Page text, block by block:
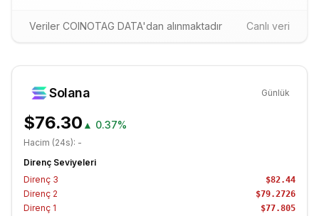
Veriler COINOTAG DATA'dan alınmaktadır Canlı veri
Solana Günlük
$76.30 ▲ 0.37%
Hacim (24s): -
Direnç Seviyeleri
Direnç 3 $82.44
Direnç 2 $79.2726
Direnç 1 $77.805